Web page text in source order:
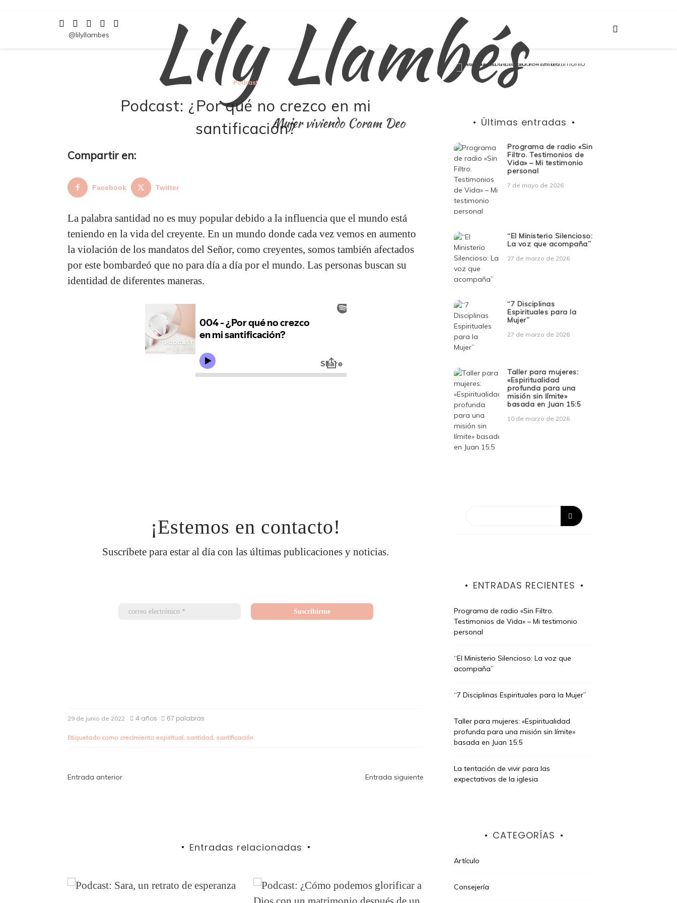
Lily Llambés
Mujer viviendo Coram Deo
@lilyllambes
Podcast
Podcast: ¿Por qué no crezco en mi
santificación?
Compartir en:
Facebook Twitter
La palabra santidad no es muy popular debido a la influencia que el mundo está
teniendo en la vida del creyente. En un mundo donde cada vez vemos en aumento
la violación de los mandatos del Señor, como creyentes, somos también afectados
por este bombardeó que no para día a día por el mundo. Las personas buscan su
identidad de diferentes maneras.
¡Estemos en contacto!
Suscríbete para estar al día con las últimas publicaciones y noticias.
29 de junio de 2022 4 años 67 palabras
Etiquetado como crecimiento espiritual, santidad, santificación
Navegación
Entrada anterior Entrada siguiente
Entradas relacionadas
Últimas entradas
Programa de radio «Sin
Filtro. Testimonios de
Vida» – Mi testimonio
personal
7 de mayo de 2026
“El Ministerio Silencioso:
La voz que acompaña”
27 de marzo de 2026
“7 Disciplinas
Espirituales para la
Mujer”
27 de marzo de 2026
Taller para mujeres:
«Espiritualidad
profunda para una
misión sin límite»
basada en Juan 15:5
10 de marzo de 2026
ENTRADAS RECIENTES
Programa de radio «Sin Filtro.
Testimonios de Vida» – Mi testimonio
personal
“El Ministerio Silencioso: La voz que
acompaña”
“7 Disciplinas Espirituales para la Mujer”
Taller para mujeres: «Espiritualidad
profunda para una misión sin límite»
basada en Juan 15:5
La tentación de vivir para las
expectativas de la iglesia
CATEGORÍAS
Artículo
Consejería